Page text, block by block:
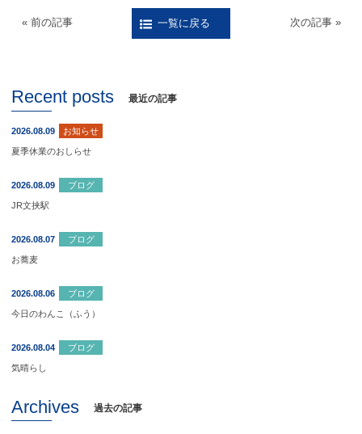
« 前の記事 一覧に戻る 次の記事 »
Recent posts 最近の記事
2026.08.09 お知らせ
夏季休業のおしらせ
2026.08.09 ブログ
JR文挟駅
2026.08.07 ブログ
お蕎麦
2026.08.06 ブログ
今日のわんこ（ふう）
2026.08.04 ブログ
気晴らし
Archives 過去の記事